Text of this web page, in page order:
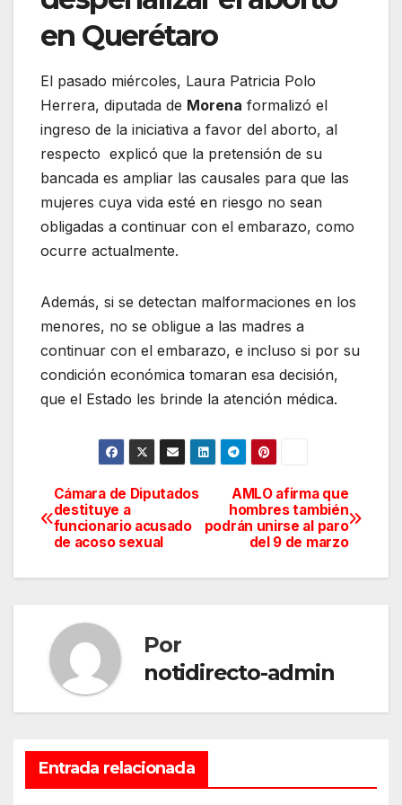
en Querétaro
El pasado miércoles, Laura Patricia Polo
Herrera, diputada de Morena formalizó el
ingreso de la iniciativa a favor del aborto, al
respecto explicó que la pretensión de su
bancada es ampliar las causales para que las
mujeres cuya vida esté en riesgo no sean
obligadas a continuar con el embarazo, como
ocurre actualmente.
Además, si se detectan malformaciones en los
menores, no se obligue a las madres a
continuar con el embarazo, e incluso si por su
condición económica tomaran esa decisión,
que el Estado les brinde la atención médica.
Navegación
de
entradas
AMLO afirma que
hombres también
podrán unirse al paro
del 9 de marzo
Cámara de Diputados
destituye a
funcionario acusado
de acoso sexual
Por
notidirecto-admin
Entrada relacionada